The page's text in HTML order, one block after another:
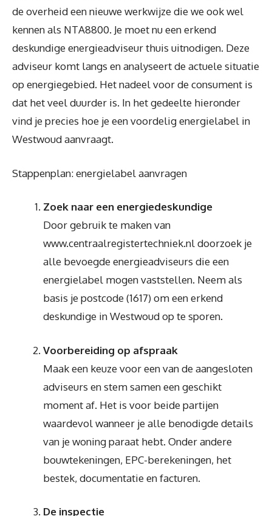
de overheid een nieuwe werkwijze die we ook wel
kennen als NTA8800. Je moet nu een erkend
deskundige energieadviseur thuis uitnodigen. Deze
adviseur komt langs en analyseert de actuele situatie
op energiegebied. Het nadeel voor de consument is
dat het veel duurder is. In het gedeelte hieronder
vind je precies hoe je een voordelig energielabel in
Westwoud aanvraagt.
Stappenplan: energielabel aanvragen
Zoek naar een energiedeskundige
Door gebruik te maken van
www.centraalregistertechniek.nl doorzoek je
alle bevoegde energieadviseurs die een
energielabel mogen vaststellen. Neem als
basis je postcode (1617) om een erkend
deskundige in Westwoud op te sporen.
Voorbereiding op afspraak
Maak een keuze voor een van de aangesloten
adviseurs en stem samen een geschikt
moment af. Het is voor beide partijen
waardevol wanneer je alle benodigde details
van je woning paraat hebt. Onder andere
bouwtekeningen, EPC-berekeningen, het
bestek, documentatie en facturen.
De inspectie